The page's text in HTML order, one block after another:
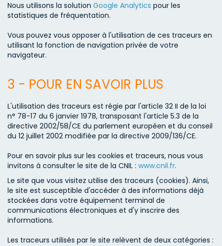
Le site que vous visitez utilise des traceurs (cookies). Ainsi,
le site est susceptible d'accéder à des informations déjà
stockées dans votre équipement terminal de
communications électroniques et d'y inscrire des
informations.
Les traceurs utilisés par le site relèvent de deux catégories :
Nous utilisons la solution Google Analytics pour les
statistiques de fréquentation.
Vous pouvez vous opposer à l'utilisation de ces traceurs en
utilisant la fonction de navigation privée de votre
navigateur.
3 - POUR EN SAVOIR PLUS
L'utilisation des traceurs est régie par l'article 32 II de la loi
n° 78-17 du 6 janvier 1978, transposant l'article 5.3 de la
directive 2002/58/CE du parlement européen et du conseil
du 12 juillet 2002 modifiée par la directive 2009/136/CE.
Pour en savoir plus sur les cookies et traceurs, nous vous
invitons à consulter le site de la CNIL : www.cnil.fr.